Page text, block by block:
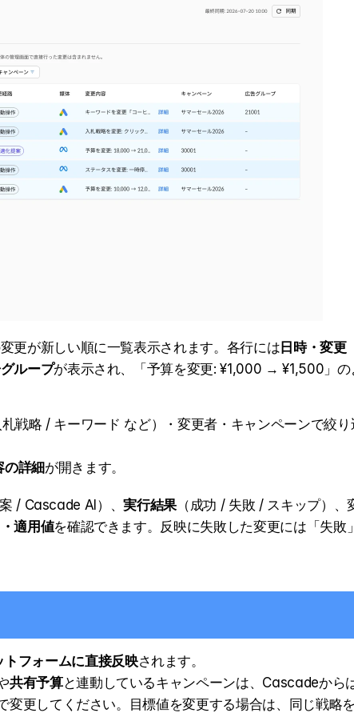
更が新しい順に一覧表示されます。各行には日時・変更
ループが表示され、「予算を変更: ¥1,000 → ¥1,500」の
戦略 / キーワード など）・変更者・キャンペーンで絞り
の詳細が開きます。
/ Cascade AI）、実行結果 （成功 / 失敗 / スキップ）、
適用値を確認できます。反映に失敗した変更には「失敗
トフォームに直接反映されます。
共有予算と連動しているキャンペーンは、Cascadeから
更してください。目標値を変更する場合は、同じ戦略